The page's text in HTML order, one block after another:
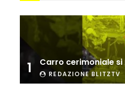
Incidente aereo a
perde il controllo
Ucraina, ecco
1 Carro cerimoniale
REDAZIONE BLITZTV